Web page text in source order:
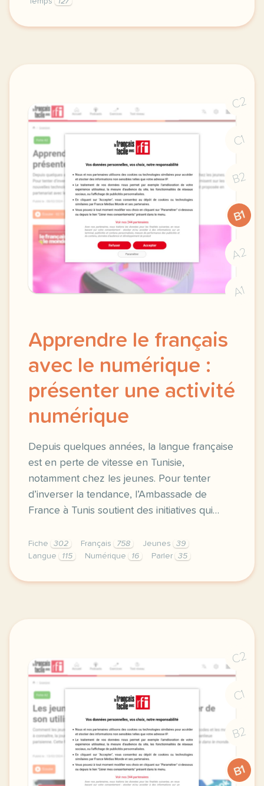
fiche b1 colette son enfance et sa mere raconter
C2
C1
B2
B1
A2
A1
Apprendre le français
avec le numérique :
présenter une activité
numérique
Depuis quelques années, la langue française
est en perte de vitesse en Tunisie,
notamment chez les jeunes. Pour tenter
d’inverser la tendance, l’Ambassade de
France à Tunis soutient des initiatives qui…
Fiche 302 Français 758 Jeunes
39
Langue
115 Numérique 16 Parler 35
fiche a2 apprendre le francais avec le
C2
C1
B2
B1